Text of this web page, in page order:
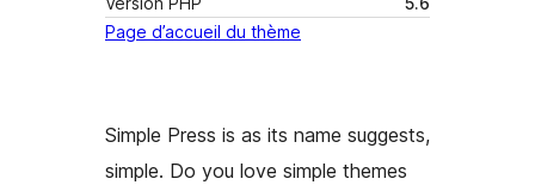
Page d’accueil du thème
Simple Press is as its name suggests,
simple. Do you love simple themes